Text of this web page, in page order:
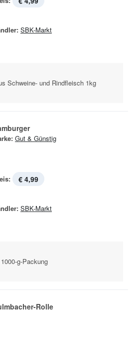
SBK-Markt
Schweine- und Rindfleisch 1kg
Gut & Günstig
€ 4,99
SBK-Markt
g-Packung
Rolle